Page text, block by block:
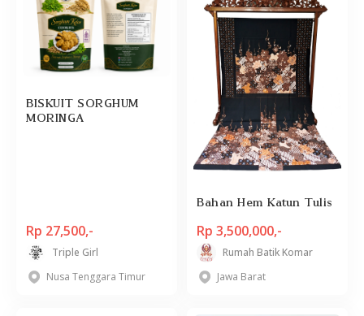
BISKUIT SORGHUM
MORINGA
Rp 27,500,-
Triple Girl
Nusa Tenggara Timur
Bahan Hem Katun Tulis
Rp 3,500,000,-
Rumah Batik Komar
Jawa Barat